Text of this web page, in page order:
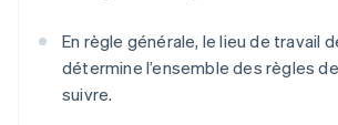
En règle générale, le lieu de travail
détermine l’ensemble des règles
suivre.